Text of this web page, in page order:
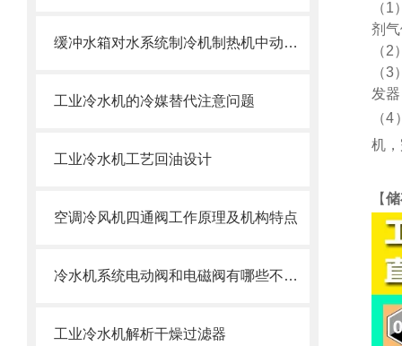
缓冲水箱对水系统制冷机制热机中动力部件水泵的保护
工业冷水机的冷媒替代注意问题
工业冷水机工艺回油设计
空调冷风机四通阀工作原理及机构特点
冷水机系统电动阀和电磁阀有哪些不同和差别
工业冷水机解析干燥过滤器
（1
剂
（2
（3
发器
（4
机
【